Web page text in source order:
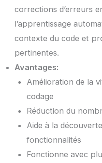
corrections d’erreurs
l’apprentissage
contexte du code et
pertinentes.
Avantages:
Amélioration de la
codage
Réduction du
Aide à la
fonctionnalités
Fonctionne avec